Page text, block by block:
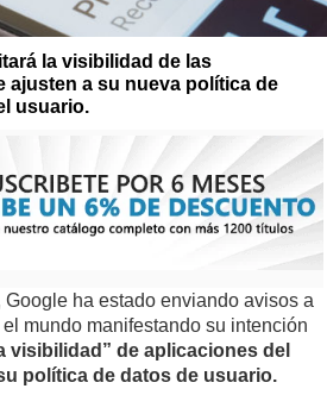
la visibilidad de las
ajusten a su nueva política de
usuario.
ha estado enviando avisos a
mundo manifestando su intención
visibilidad” de aplicaciones del
política de datos de usuario.